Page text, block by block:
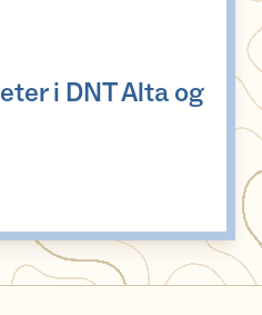
i DNT Alta og